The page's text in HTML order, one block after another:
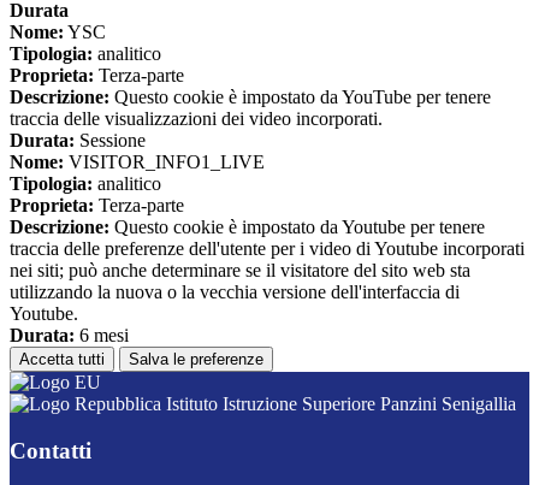
Durata
Nome: YSC
Tipologia: analitico
Proprieta: Terza-parte
Descrizione: Questo cookie è impostato da YouTube per tenere
traccia delle visualizzazioni dei video incorporati.
Durata: Sessione
Nome: VISITOR_INFO1_LIVE
Tipologia: analitico
Proprieta: Terza-parte
Descrizione: Questo cookie è impostato da Youtube per tenere
traccia delle preferenze dell'utente per i video di Youtube incorporati
nei siti; può anche determinare se il visitatore del sito web sta
utilizzando la nuova o la vecchia versione dell'interfaccia di
Youtube.
Durata: 6 mesi
Accetta tutti Salva le preferenze
Istituto Istruzione Superiore Panzini Senigallia
Contatti